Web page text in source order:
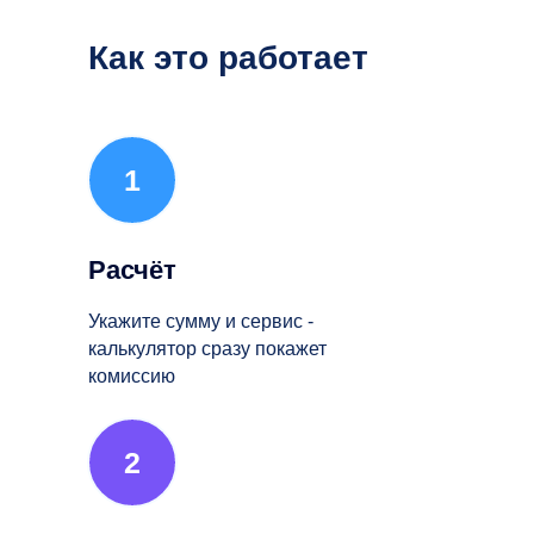
Расчёт
1
Укажите сумму и сервис -
калькулятор сразу покажет
комиссию
2
Как это работает